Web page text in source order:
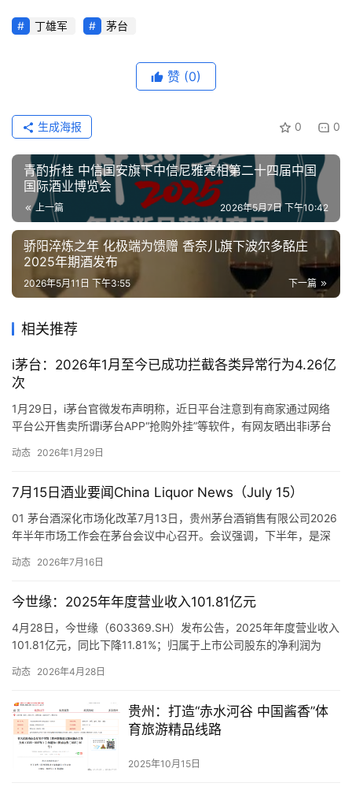
丁雄军 茅台
赞 (0)
0 0
生成海报
青酌折桂 中信国安旗下中信尼雅亮相第二十四届中国
国际酒业博览会
上一篇 2026年5月7日 下午10:42
骄阳淬炼之年 化极端为馈赠 香奈儿旗下波尔多酩庄
2025年期酒发布
下一篇
2026年5月11日 下午3:55
相关推荐
i茅台：2026年1月至今已成功拦截各类异常行为4.26亿
次
1月29日，i茅台官微发布声明称，近日平台注意到有商家通过网络
平台公开售卖所谓i茅台APP“抢购外挂”等软件，有网友晒出非i茅台
平的市场秩序造成了不良社会影响，涉嫌违反《中华人民共和国民
益保护法》。 i茅台方面表示，消费者使用该类软件存在信息与…
动态 2026年1月29日
7月15日酒业要闻China Liquor News（July 15）
01 茅台酒深化市场化改革7月13日，贵州茅台酒销售有限公司2026
年半年市场工作会在茅台会议中心召开。会议强调，下半年，是深
务实、行之有效的配套举措，全力提升市场化改革质效，推动市场
化改革再深入。坚持产品、价格、渠道、运营四大板块一体推…
动态 2026年7月16日
今世缘：2025年年度营业收入101.81亿元
4月28日，今世缘（603369.SH）发布公告，2025年年度营业收入
101.81亿元，同比下降11.81%；归属于上市公司股东的净利润为
比下降23.69%。 同日，今世缘公布2026年一季度报告，报告期
公司股东的净…
动态 2026年4月28日
贵州：打造“赤水河谷 中国酱香”体
育旅游精品线路
2025年10月15日